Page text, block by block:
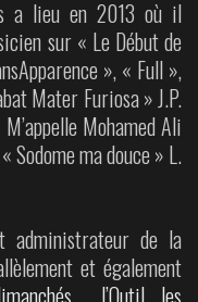
a lieu en 2013 où il
sur « Le Début de
», « Full »,
Mater Furiosa » J.P.
Mohamed Ali
Sodome ma douce » L.
administrateur de la
et également
l’Outil, les